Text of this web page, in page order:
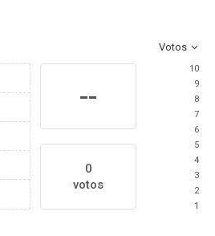
Votos
--
0
votos
10
9
8
7
6
5
4
3
2
1